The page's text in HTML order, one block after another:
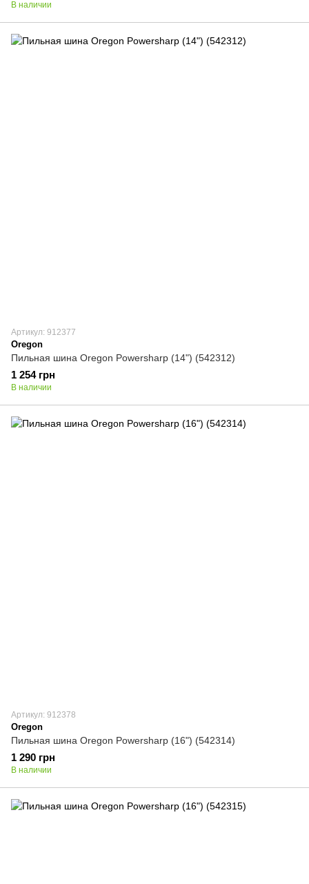
В наличии
Артикул: 912377
Oregon
Пильная шина Oregon Powersharp (14") (542312)
1 254 грн
В наличии
Артикул: 912378
Oregon
Пильная шина Oregon Powersharp (16") (542314)
1 290 грн
В наличии